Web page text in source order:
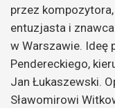
przez
entuzjasta i
w Warszawie. Ideę
Pendereckiego,
Jan Łukaszewski.
Sławomirowi